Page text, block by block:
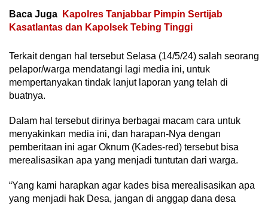
Baca Juga
Kapolres Tanjabbar Pimpin Sertijab
Kasatlantas dan Kapolsek Tebing Tinggi
Terkait dengan hal tersebut Selasa (14/5/24) salah seorang
pelapor/warga mendatangi lagi media ini, untuk
mempertanyakan tindak lanjut laporan yang telah di
buatnya.
Dalam hal tersebut dirinya berbagai macam cara untuk
menyakinkan media ini, dan harapan-Nya dengan
pemberitaan ini agar Oknum (Kades-red) tersebut bisa
merealisasikan apa yang menjadi tuntutan dari warga.
“Yang kami harapkan agar kades bisa merealisasikan apa
yang menjadi hak Desa, jangan di anggap dana desa